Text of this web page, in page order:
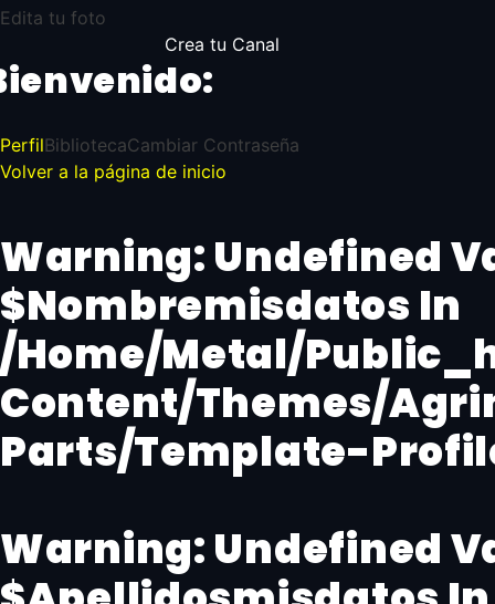
Edita tu foto
Crea tu Canal
PerfilBibliotecaCambiar Contraseña
Volver a la página de inicio
Warning: Undefined
$Nombremisdatos In
/home/metal/
Content/themes/
Parts/template-
Warning: Undefined